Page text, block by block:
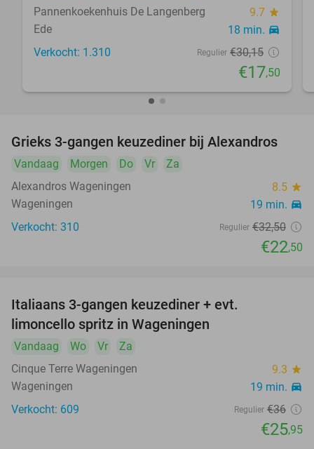
Pannenkoekenhuis De Langenberg
9.7 star
Ede 18 min. directions_car
Verkocht: 1.310 Regulier €30,15
€17,50
31%
Grieks 3-gangen keuzediner bij Alexandros
Vandaag Morgen Do Vr
Za
Alexandros Wageningen
8.5 star
Wageningen 19 min. directions_car
Verkocht: 310 Regulier €32,50
€22,50
Italiaans 3-gangen keuzediner + evt.
limoncello spritz in Wageningen
Vandaag Wo Vr
Za
Cinque Terre Wageningen
9.3 star
Wageningen 19 min. directions_car
Verkocht: 609 Regulier €36
€25,95